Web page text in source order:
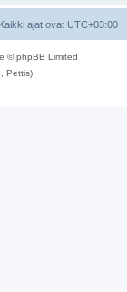
Kaikki ajat ovat UTC+03:00
© phpBB Limited
Pettis)